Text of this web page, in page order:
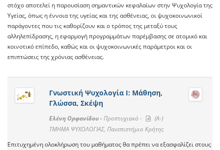
στόχο αποτελεί η παρουσίαση σημαντικών κεφαλαίων στην Ψυχολογία της
Υγείας, όπως η έννοια της υγείας και της ασθένειας, οι ψυχοκοινωνικοί
παράγοντες που τις καθορίζουν και ο τρόπος της μεταξύ τους
αλληλεπίδρασης, η εφαρμογή προγραμμάτων παρέμβασης σε ατομικό και
κοινοτικό επίπεδο, καθώς και οι ψυχοκοινωνικές παράμετροι και οι
επιπτώσεις της χρόνιας ασθένειας.
Γνωστική Ψυχολογία Ι: Μάθηση,
Γλώσσα, Σκέψη
Ελένη Ορφανίδου -Προπτυχιακό -
(A-)
ΤΜΗΜΑ ΨΥΧΟΛΟΓΙΑΣ, Πανεπιστήμιο Κρήτης
Επιτυχημένη ολοκλήρωση του μαθήματος θα πρέπει να εξασφαλίζει στους